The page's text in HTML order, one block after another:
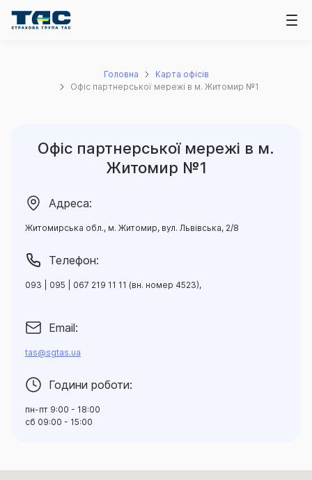
Головна
Карта офісів
Офіс партнерської мережі в м. Житомир №1
Офіс партнерської мережі в м.
Житомир №1
Адреса:
Житомирська обл., м. Житомир, вул. Львівська, 2/8
Телефон:
093 | 095 | 067 219 11 11 (вн. номер 4523),
Email:
tas@sgtas.ua
Години роботи:
пн-пт 9:00 - 18:00
сб 09:00 - 15:00